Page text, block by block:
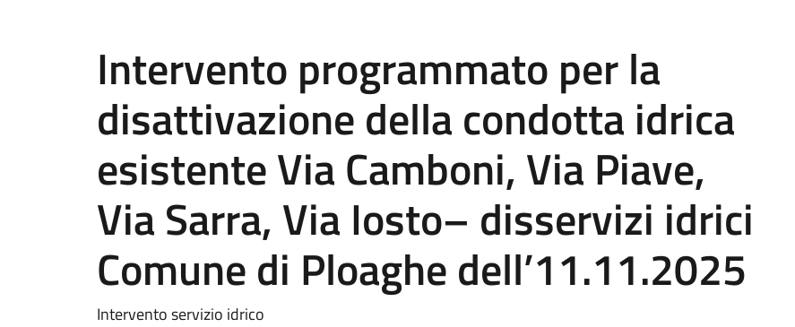
Intervento programmato per la
disattivazione della condotta idrica
esistente Via Camboni, Via Piave,
Via Sarra, Via Iosto– disservizi idrici
Comune di Ploaghe dell’11.11.2025
Intervento servizio idrico